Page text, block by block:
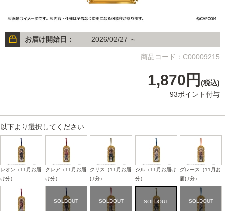
お届け開始日： 2026/02/27 ～
商品コード：C00009215
1,870円 (税込)
93ポイント付与
以下より選択してください
レオン（11月お届
け分）
クレア（11月お届
け分）
クリス（11月お届
け分）
ジル（11月お届け
分）
グレース（11月お
届け分）